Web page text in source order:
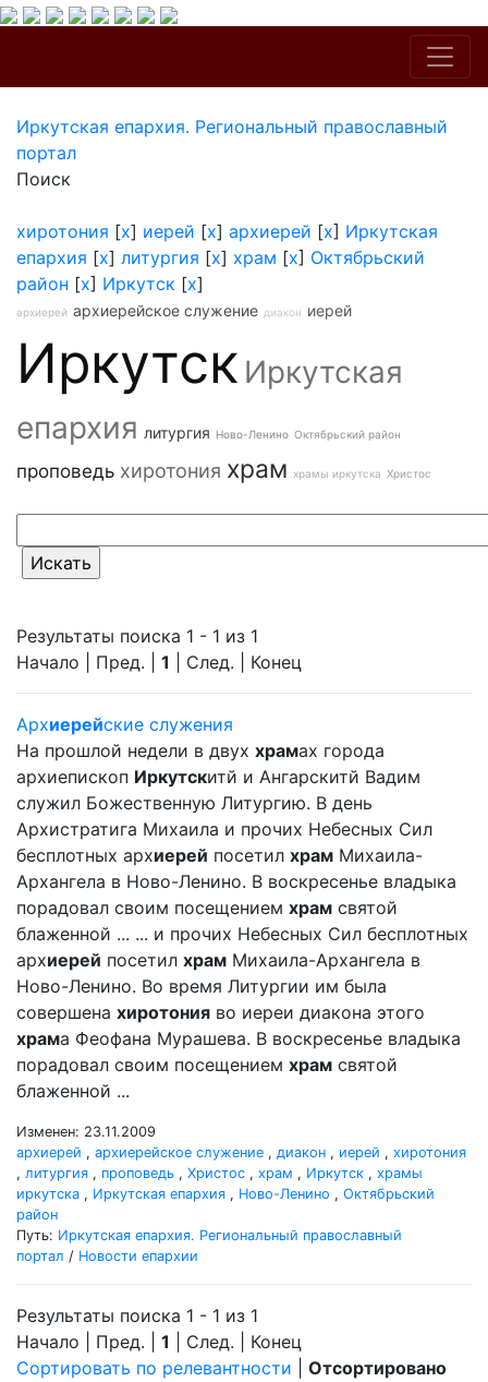
Иркутская епархия. Региональный православный
портал
Поиск
хиротония [x] иерей [x] архиерей [x] Иркутская
епархия [x] литургия [x] храм [x] Октябрьский
район [x] Иркутск [x]
архиерей архиерейское служение диакон иерей
Иркутск Иркутская
епархия литургия Ново-Ленино Октябрьский район
проповедь хиротония храм храмы иркутска Христос
Результаты поиска 1 - 1 из 1
Начало | Пред. | 1 | След. | Конец
Архиерейские служения
На прошлой недели в двух храмах города
архиепископ Иркутскитй и Ангарскитй Вадим
служил Божественную Литургию. В день
Архистратига Михаила и прочих Небесных Сил
бесплотных архиерей посетил храм Михаила-
Архангела в Ново-Ленино. В воскресенье владыка
порадовал своим посещением храм святой
блаженной ... ... и прочих Небесных Сил бесплотных
архиерей посетил храм Михаила-Архангела в
Ново-Ленино. Во время Литургии им была
совершена хиротония во иереи диакона этого
храма Феофана Мурашева. В воскресенье владыка
порадовал своим посещением храм святой
блаженной ...
Изменен: 23.11.2009
архиерей , архиерейское служение , диакон , иерей , хиротония
, литургия , проповедь , Христос , храм , Иркутск , храмы
иркутска , Иркутская епархия , Ново-Ленино , Октябрьский
район
Путь: Иркутская епархия. Региональный православный
портал / Новости епархии
Результаты поиска 1 - 1 из 1
Начало | Пред. | 1 | След. | Конец
Сортировать по релевантности
Отсортировано